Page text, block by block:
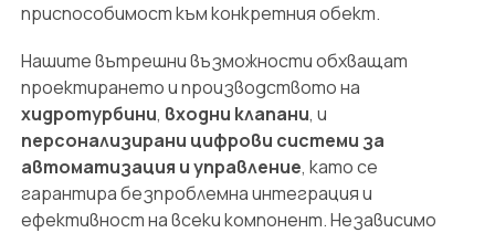
приспособимост към конкретния обект.
Нашите вътрешни възможности обхващат
проектирането и производството на
хидротурбини, входни клапани, и
персонализирани цифрови системи за
автоматизация и управление, като се
гарантира безпроблемна интеграция и
ефективност на всеки компонент. Независимо